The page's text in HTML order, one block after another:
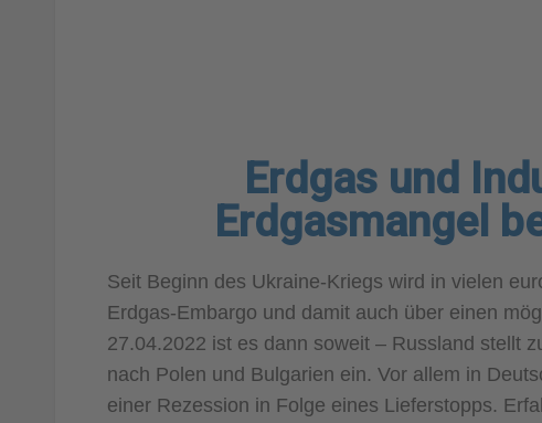
Erdgas und
Erdgasmangel
Seit Beginn des Ukraine-Kriegs wird in vielen
Erdgas-Embargo und damit auch über einen
27.04.2022 ist es dann soweit – Russland stellt
nach Polen und Bulgarien ein. Vor allem in
einer Rezession in Folge eines Lieferstopps.